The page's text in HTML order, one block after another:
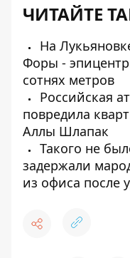
ЧИТАЙТЕ
На
Форы -
сотнях метров
Российская
повредила
Аллы Шлапак
Такого не
задержали
из офиса после